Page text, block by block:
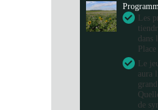
Les
dans
Le
aura
de